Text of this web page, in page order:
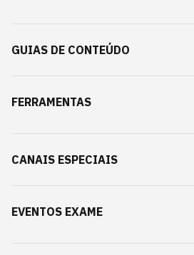
GUIAS DE CONTEÚDO
FERRAMENTAS
CANAIS ESPECIAIS
EVENTOS EXAME